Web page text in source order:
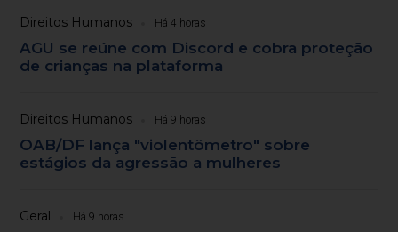
Direitos Humanos Há 4 horas
AGU se reúne com Discord e cobra proteção
de crianças na plataforma
Direitos Humanos Há 9 horas
OAB/DF lança "violentômetro" sobre
estágios da agressão a mulheres
Geral Há 9 horas